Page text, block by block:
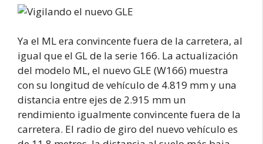
Ya el ML era convincente fuera de la carretera, al
igual que el GL de la serie 166. La actualización
del modelo ML, el nuevo GLE (W166) muestra
con su longitud de vehículo de 4.819 mm y una
distancia entre ejes de 2.915 mm un
rendimiento igualmente convincente fuera de la
carretera. El radio de giro del nuevo vehículo es